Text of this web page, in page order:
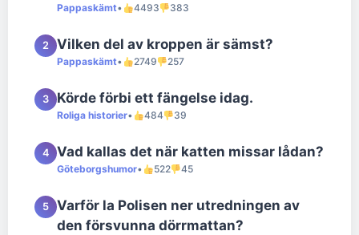
Pappaskämt• 4493 383
2 Vilken del av kroppen är sämst?
Pappaskämt• 2749 257
3 Körde förbi ett fängelse idag.
Roliga historier• 484 39
4 Vad kallas det när katten missar lådan?
Göteborgshumor• 522 45
5
Varför la Polisen ner utredningen av
den försvunna dörrmattan?